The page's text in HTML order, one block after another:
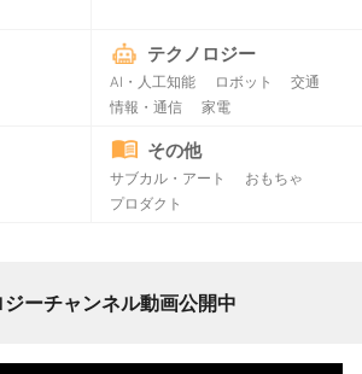
テクノロジー
AI・人工知能 ロボット
交通
情報・通信
家電
その他
サブカル・アート
おもちゃ
プロダクト
ーチャンネル動画公開中